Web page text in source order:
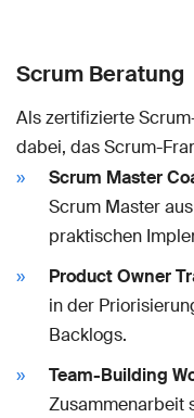
Scrum Beratung
Als zertifizierte
dabei, das Scrum-
Scrum Master
Scrum Master
praktischen
Product Owner
in der
Backlogs.
Team-Building
Zusammenarbeit